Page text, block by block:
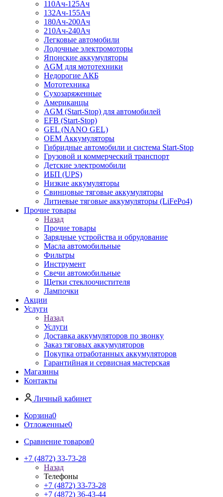
110Ач-125Ач
132Ач-155Ач
180Ач-200Ач
210Ач-240Ач
Легковые автомобили
Лодочные электромоторы
Японские аккумуляторы
AGM для мототехники
Недорогие АКБ
Мототехника
Сухозаряженные
Американцы
AGM (Start-Stop) для автомобилей
EFB (Start-Stop)
GEL (NANO GEL)
OEM Аккумуляторы
Гибридные автомобили и система Start-Stop
Грузовой и коммерческий транспорт
Детские электромобили
ИБП (UPS)
Низкие аккумуляторы
Свинцовые тяговые аккумуляторы
Литиевые тяговые аккумуляторы (LiFePo4)
Прочие товары
Назад
Прочие товары
Зарядные устройства и обрудование
Масла автомобильные
Фильтры
Инструмент
Свечи автомобильные
Щетки стеклоочистителя
Лампочки
Акции
Услуги
Назад
Услуги
Доставка аккумуляторов по звонку
Заказ тяговых аккумуляторов
Покупка отработанных аккумуляторов
Гарантийная и сервисная мастерская
Магазины
Контакты
Личный кабинет
Корзина0
Отложенные0
Сравнение товаров0
+7 (4872) 33-73-28
Назад
Телефоны
+7 (4872) 33-73-28
+7 (4872) 36-43-44